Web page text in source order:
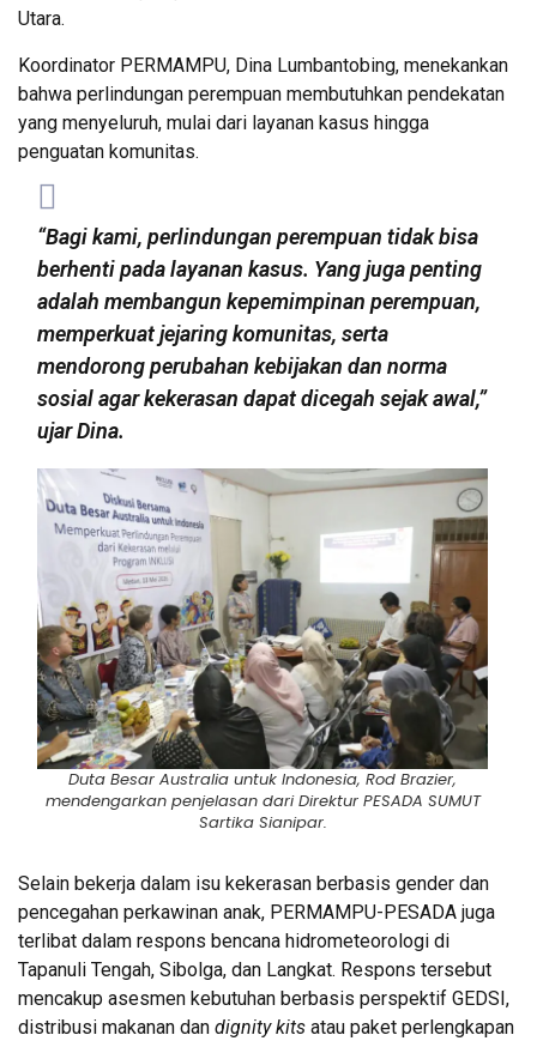
Utara.
Koordinator PERMAMPU, Dina Lumbantobing, menekankan
bahwa perlindungan perempuan membutuhkan pendekatan
yang menyeluruh, mulai dari layanan kasus hingga
penguatan komunitas.
“Bagi kami, perlindungan perempuan tidak bisa
berhenti pada layanan kasus. Yang juga penting
adalah membangun kepemimpinan perempuan,
memperkuat jejaring komunitas, serta
mendorong perubahan kebijakan dan norma
sosial agar kekerasan dapat dicegah sejak awal,”
ujar Dina.
Duta Besar Australia untuk Indonesia, Rod Brazier,
mendengarkan penjelasan dari Direktur PESADA SUMUT
Sartika Sianipar.
Selain bekerja dalam isu kekerasan berbasis gender dan
pencegahan perkawinan anak, PERMAMPU-PESADA juga
terlibat dalam respons bencana hidrometeorologi di
Tapanuli Tengah, Sibolga, dan Langkat. Respons tersebut
mencakup asesmen kebutuhan berbasis perspektif GEDSI,
distribusi makanan dan dignity kits atau paket perlengkapan